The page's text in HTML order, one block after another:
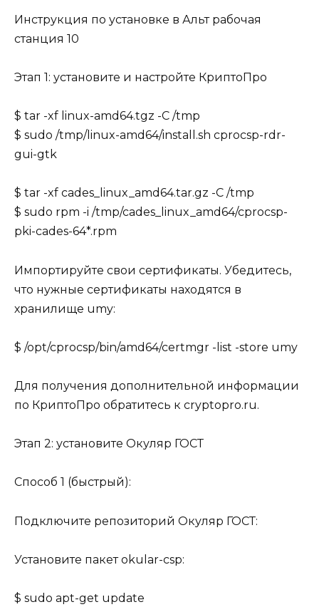
Инструкция по установке в Альт рабочая
станция 10
Этап 1: установите и настройте КриптоПро
$ tar -xf linux-amd64.tgz -C /tmp
$ sudo /tmp/linux-amd64/install.sh cprocsp-rdr-
gui-gtk
$ tar -xf cades_linux_amd64.tar.gz -C /tmp
$ sudo rpm -i /tmp/cades_linux_amd64/cprocsp-
pki-cades-64*.rpm
Импортируйте свои сертификаты. Убедитесь,
что нужные сертификаты находятся в
хранилище umy:
$ /opt/cprocsp/bin/amd64/certmgr -list -store umy
Для получения дополнительной информации
по КриптоПро обратитесь к cryptopro.ru.
Этап 2: установите Окуляр ГОСТ
Способ 1 (быстрый):
Подключите репозиторий Окуляр ГОСТ:
Установите пакет okular-csp:
$ sudo apt-get update